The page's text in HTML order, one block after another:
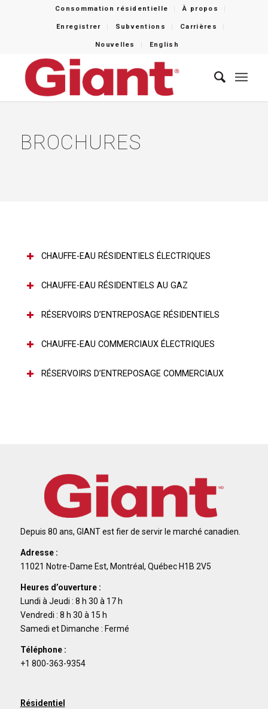
Consommation résidentielle À propos
Enregistrer Subventions Carrières
Nouvelles English
BROCHURES
CHAUFFE-EAU RÉSIDENTIELS ÉLECTRIQUES
CHAUFFE-EAU RÉSIDENTIELS AU GAZ
RÉSERVOIRS D’ENTREPOSAGE RÉSIDENTIELS
CHAUFFE-EAU COMMERCIAUX ÉLECTRIQUES
RÉSERVOIRS D’ENTREPOSAGE COMMERCIAUX
Depuis 80 ans, GIANT est fier de servir le marché canadien.
Adresse :
11021 Notre-Dame Est, Montréal, Québec H1B 2V5
Heures d’ouverture :
Lundi à Jeudi : 8 h 30 à 17 h
Vendredi : 8 h 30 à 15 h
Samedi et Dimanche : Fermé
Téléphone :
+1 800-363-9354
Résidentiel